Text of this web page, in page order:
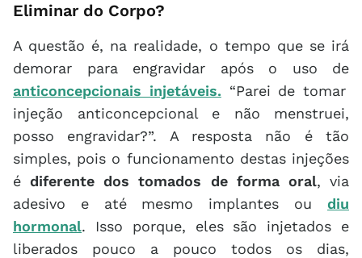
Eliminar do Corpo?
A questão é, na realidade, o tempo que se irá
demorar para engravidar após o uso de
anticoncepcionais injetáveis. “Parei de tomar
injeção anticoncepcional e não menstruei,
posso engravidar?”. A resposta não é tão
simples, pois o funcionamento destas injeções
édiferente dos tomados de forma oral, via
adesivo e até mesmo implantes ou diu
hormonal. Isso porque, eles são injetados e
liberados pouco a pouco todos os dias,